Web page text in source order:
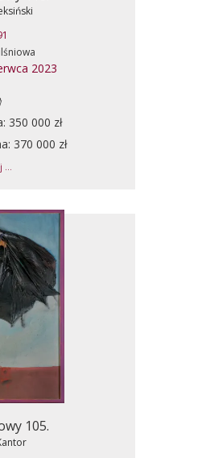
2023
350 000 zł
370 000 zł
...
105.